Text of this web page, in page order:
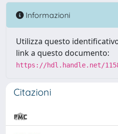
Informazioni
Utilizza questo
link a questo documento:
https://hdl.handle.net/
Citazioni